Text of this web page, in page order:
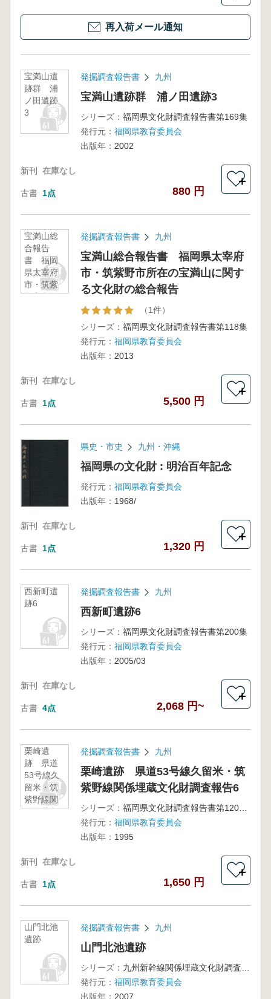
再入荷メール通知
宝満山遺
跡群 浦
ノ田遺跡
3
発掘調査報告書 九州
宝満山遺跡群 浦ノ田遺跡3
シリーズ： 福岡県文化財調査報告書第169集
発行元： 福岡県教育委員会
出版年： 2002
新刊 在庫なし
古書 1点 880 円
＋
宝満山総
合報告
書 福岡
県太宰府
市・筑紫
野市所在
発掘調査報告書 九州
宝満山総合報告書 福岡県太宰府
市・筑紫野市所在の宝満山に関す
る文化財の総合報告
（1件）
シリーズ： 福岡県文化財調査報告書第118集
発行元： 福岡県教育委員会
出版年： 2013
新刊 在庫なし
古書 1点 5,500 円
＋
県史・市史 九州・沖縄
福岡県の文化財 : 明治百年記念
発行元： 福岡県教育委員会
出版年： 1968/
新刊 在庫なし
古書 1点 1,320 円
＋
西新町遺
跡6
発掘調査報告書 九州
西新町遺跡6
シリーズ： 福岡県文化財調査報告書第200集
発行元： 福岡県教育委員会
出版年： 2005/03
新刊 在庫なし
古書 4点 2,068 円~
＋
栗崎遺
跡 県道
53号線久
留米・筑
紫野線関
係埋蔵文
発掘調査報告書 九州
栗崎遺跡 県道53号線久留米・筑
紫野線関係埋蔵文化財調査報告6
シリーズ：
福岡県文化財調査報告書第120集
発行元： 福岡県教育委員会
出版年： 1995
新刊 在庫なし
古書 1点 1,650 円
＋
山門北池
遺跡
発掘調査報告書 九州
山門北池遺跡
シリーズ：
発行元： 福岡県教育委員会
出版年： 2007